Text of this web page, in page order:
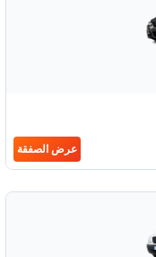
عرض الصفقة